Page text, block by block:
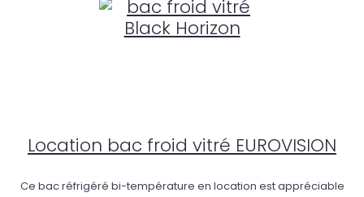
Location bac froid vitré EUROVISION
Ce bac réfrigéré bi-température en location est appréciable